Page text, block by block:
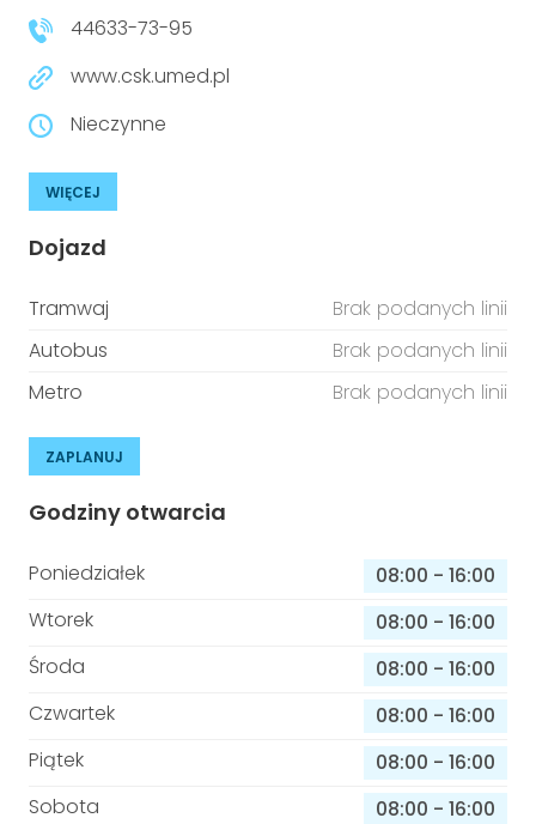
44633-73-95
www.csk.umed.pl
Nieczynne
WIĘCEJ
Dojazd
Tramwaj
Brak podanych linii
Autobus
Brak podanych linii
Metro
Brak podanych linii
ZAPLANUJ
Godziny otwarcia
Poniedziałek 08:00 - 16:00
Wtorek
08:00 - 16:00
Środa
08:00 - 16:00
Czwartek
08:00 - 16:00
Piątek
08:00 - 16:00
Sobota
08:00 - 16:00